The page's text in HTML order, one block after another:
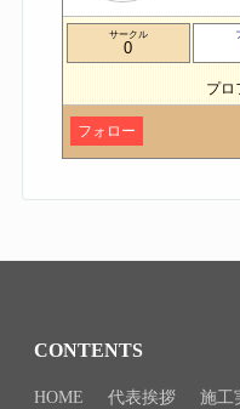
サークル
0
プロ
フォロー
CONTENTS
HOME 代表挨拶 施工